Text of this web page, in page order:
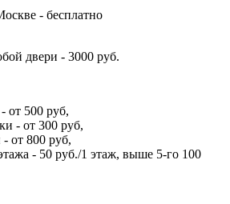
- бесплатно
двери - 3000 руб.
от 500 руб,
- от 300 руб,
от 800 руб,
- 50 руб./1 этаж, выше 5-го 100